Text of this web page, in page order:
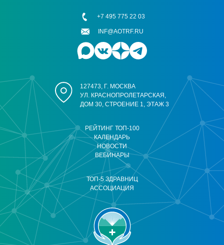
РЕЙТИНГ ТОП-100
КАЛЕНДАРЬ
НОВОСТИ
ВЕБИНАРЫ
ТОП-5 ЗДРАВНИЦ
АССОЦИАЦИЯ
127473, Г. МОСКВА
УЛ. КРАСНОПРОЛЕТАРСКАЯ,
ДОМ 30, СТРОЕНИЕ 1, ЭТАЖ 3
+7 495 775 22 03
INF@AOTRF.RU